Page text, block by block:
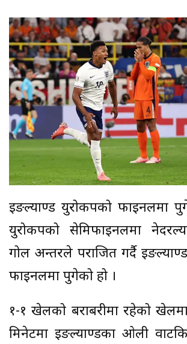
इङल्याण्ड युरोकपको फाइनलमा
युरोकपको सेमिफाइनलमा
गोल अन्तरले पराजित गर्दै इङल्याण्ड
फाइनलमा पुगेको हो ।
१-१ खेलको बराबरीमा रहेको
मिनेटमा इङल्याण्डका ओली